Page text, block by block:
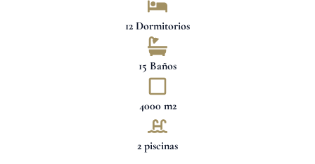
12 Dormitorios
15 Baños
4000 m2
2 piscinas